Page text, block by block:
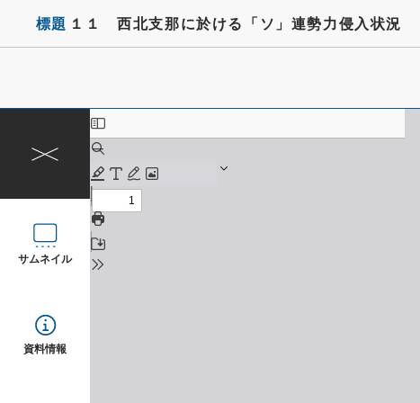
標題 １１ 西北支那に於ける「ソ」連勢力侵入状況
サムネイル
資料情報